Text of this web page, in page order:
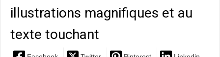
illustrations magnifiques et au
texte touchant